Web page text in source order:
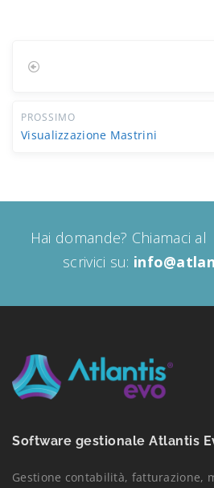
PROSSIMO
Visualizzazione Mastrini
Hai domande? Chiamaci al
scrivici su:
Software gestionale Atlantis
Gestione contabilità, fatturazione,